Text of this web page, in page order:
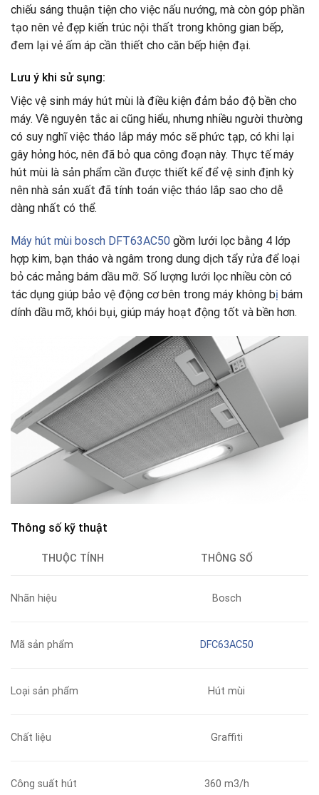
chiếu sáng thuận tiện cho việc nấu nướng, mà còn góp phần
tạo nên vẻ đẹp kiến trúc nội thất trong không gian bếp,
đem lại vẻ ấm áp cần thiết cho căn bếp hiện đại.
Lưu ý khi sử sụng:
Việc vệ sinh máy hút mùi là điều kiện đảm bảo độ bền cho
máy. Về nguyên tắc ai cũng hiểu, nhưng nhiều người thường
có suy nghĩ việc tháo lắp máy móc sẽ phức tạp, có khi lại
gây hỏng hóc, nên đã bỏ qua công đoạn này. Thực tế máy
hút mùi là sản phẩm cần được thiết kế để vệ sinh định kỳ
nên nhà sản xuất đã tính toán việc tháo lắp sao cho dễ
dàng nhất có thể.
Máy hút mùi bosch DFT63AC50 gồm lưới lọc bằng 4 lớp
hợp kim, bạn tháo và ngâm trong dung dịch tẩy rửa để loại
bỏ các mảng bám dầu mỡ. Số lượng lưới lọc nhiều còn có
tác dụng giúp bảo vệ động cơ bên trong máy không bị bám
dính dầu mỡ, khói bụi, giúp máy hoạt động tốt và bền hơn.
Thông số kỹ thuật
THUỘC TÍNH THÔNG SỐ
Nhãn hiệu Bosch
Mã sản phẩm DFC63AC50
Loại sản phẩm Hút mùi
Chất liệu Graffiti
Công suất hút 360 m3/h